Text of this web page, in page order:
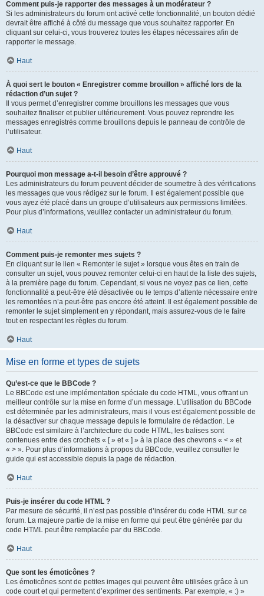
Comment puis-je rapporter des messages à un modérateur ?
Si les administrateurs du forum ont activé cette fonctionnalité, un bouton dédié
devrait être affiché à côté du message que vous souhaitez rapporter. En
cliquant sur celui-ci, vous trouverez toutes les étapes nécessaires afin de
rapporter le message.
Haut
À quoi sert le bouton « Enregistrer comme brouillon » affiché lors de la
rédaction d’un sujet ?
Il vous permet d’enregistrer comme brouillons les messages que vous
souhaitez finaliser et publier ultérieurement. Vous pouvez reprendre les
messages enregistrés comme brouillons depuis le panneau de contrôle de
l’utilisateur.
Haut
Pourquoi mon message a-t-il besoin d’être approuvé ?
Les administrateurs du forum peuvent décider de soumettre à des vérifications
les messages que vous rédigez sur le forum. Il est également possible que
vous ayez été placé dans un groupe d’utilisateurs aux permissions limitées.
Pour plus d’informations, veuillez contacter un administrateur du forum.
Haut
Comment puis-je remonter mes sujets ?
En cliquant sur le lien « Remonter le sujet » lorsque vous êtes en train de
consulter un sujet, vous pouvez remonter celui-ci en haut de la liste des sujets,
à la première page du forum. Cependant, si vous ne voyez pas ce lien, cette
fonctionnalité a peut-être été désactivée ou le temps d’attente nécessaire entre
les remontées n’a peut-être pas encore été atteint. Il est également possible de
remonter le sujet simplement en y répondant, mais assurez-vous de le faire
tout en respectant les règles du forum.
Haut
Mise en forme et types de sujets
Qu’est-ce que le BBCode ?
Le BBCode est une implémentation spéciale du code HTML, vous offrant un
meilleur contrôle sur la mise en forme d’un message. L’utilisation du BBCode
est déterminée par les administrateurs, mais il vous est également possible de
la désactiver sur chaque message depuis le formulaire de rédaction. Le
BBCode est similaire à l’architecture du code HTML, les balises sont
contenues entre des crochets « [ » et « ] » à la place des chevrons « < » et
« > ». Pour plus d’informations à propos du BBCode, veuillez consulter le
guide qui est accessible depuis la page de rédaction.
Haut
Puis-je insérer du code HTML ?
Par mesure de sécurité, il n’est pas possible d’insérer du code HTML sur ce
forum. La majeure partie de la mise en forme qui peut être générée par du
code HTML peut être remplacée par du BBCode.
Haut
Que sont les émoticônes ?
Les émoticônes sont de petites images qui peuvent être utilisées grâce à un
code court et qui permettent d’exprimer des sentiments. Par exemple, « :) »